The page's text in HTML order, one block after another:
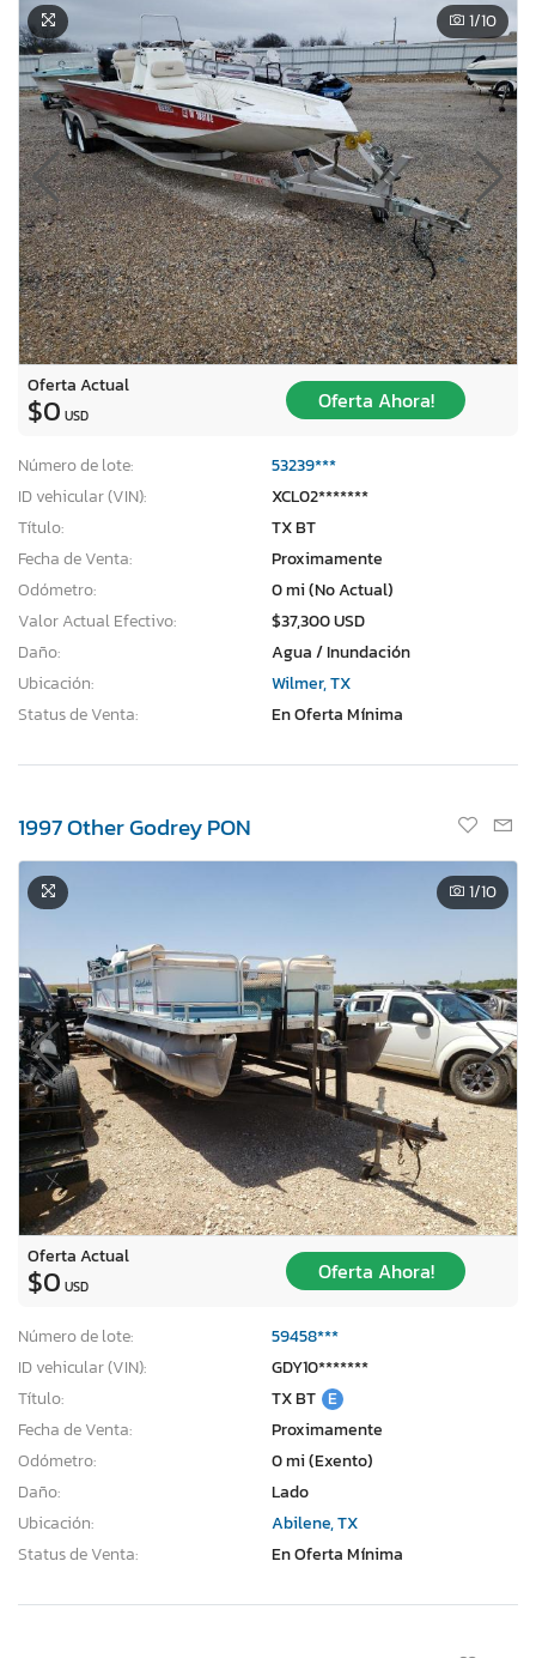
1/10
Oferta Actual
$0 USD
Oferta Ahora!
Número de lote:
53239***
ID vehicular (VIN):
XCL02*******
Título:
TX BT
Fecha de Venta:
Proximamente
Odómetro:
0 mi (No Actual)
Valor Actual Efectivo:
$37,300 USD
Daño:
Agua / Inundación
Ubicación:
Wilmer, TX
Status de Venta:
En Oferta Mínima
1997 Other Godrey PON
1/10
Oferta Actual
$0 USD
Oferta Ahora!
Número de lote:
59458***
ID vehicular (VIN):
GDY10*******
Título:
TX BT E
Fecha de Venta:
Proximamente
Odómetro:
0 mi (Exento)
Daño:
Lado
Ubicación:
Abilene, TX
Status de Venta:
En Oferta Mínima